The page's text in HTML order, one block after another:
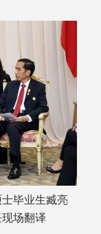
士毕业生臧亮
现场翻译